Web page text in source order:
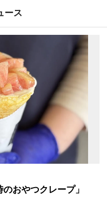
ース
のおやつクレープ」